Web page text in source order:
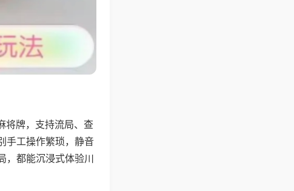
将牌，支持流局、查
手工操作繁琐，静音
，都能沉浸式体验川